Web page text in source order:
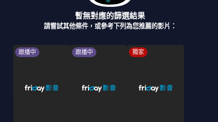
暫無對應的篩選結果
請嘗試其他條件，或參考下列為您推薦的影片：
跟播中 跟播中 獨家